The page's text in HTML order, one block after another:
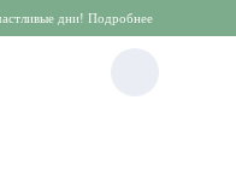
дни! Подробнее